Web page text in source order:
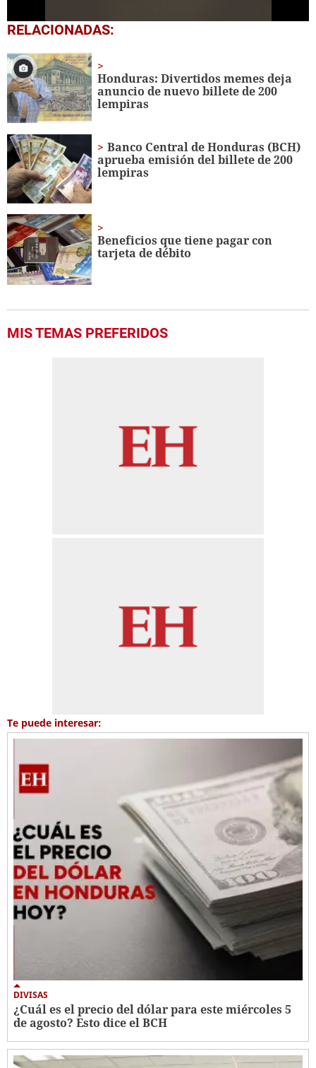
0
seconds
1
minute,
1
second
RELACIONADAS:
Honduras: Divertidos memes deja
anuncio de nuevo billete de 200
lempiras
Banco Central de Honduras (BCH)
aprueba emisión del billete de 200
lempiras
Beneficios que tiene pagar con
tarjeta de débito
MIS TEMAS PREFERIDOS
Te puede interesar:
DIVISAS
¿Cuál es el precio del dólar para este miércoles 5
de agosto? Esto dice el BCH